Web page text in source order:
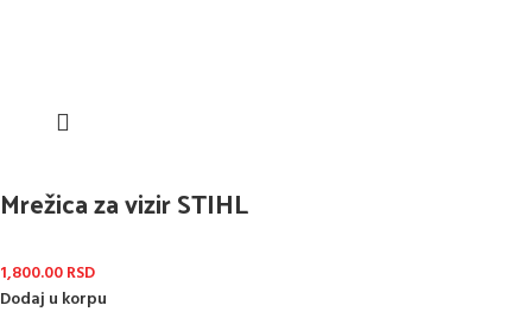
Mrežica za vizir STIHL
1,800.00RSD
Dodaj u korpu